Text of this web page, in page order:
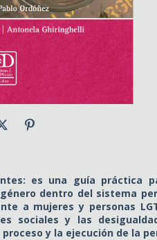
es una guía práctica
dentro del sistema
a mujeres y personas
sociales y las
y la ejecución de la